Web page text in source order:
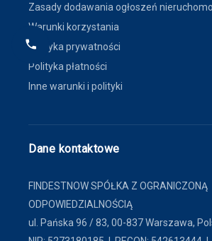
Zasady dodawania ogłoszeń
Warunki korzystania
Polityka prywatności
Polityka płatności
Inne warunki i polityki
Dane kontaktowe
FINDESTNOW SPÓŁKA Z OGRANICZONĄ
ODPOWIEDZIALNOŚCIĄ
ul. Pańska 96 / 83, 00-837 Warszawa,